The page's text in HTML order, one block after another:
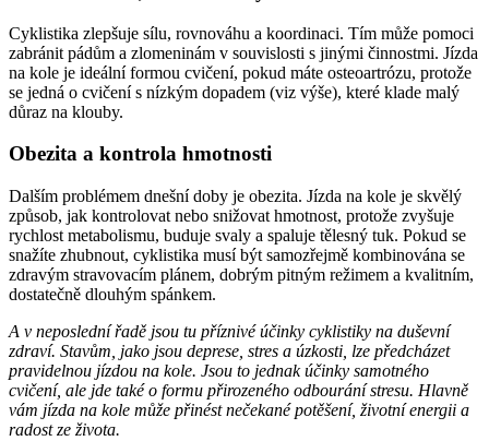
Cyklistika zlepšuje sílu, rovnováhu a koordinaci. Tím může pomoci
zabránit pádům a zlomeninám v souvislosti s jinými činnostmi. Jízda
na kole je ideální formou cvičení, pokud máte osteoartrózu, protože
se jedná o cvičení s nízkým dopadem (viz výše), které klade malý
důraz na klouby.
Obezita a kontrola hmotnosti
Dalším problémem dnešní doby je obezita. Jízda na kole je skvělý
způsob, jak kontrolovat nebo snižovat hmotnost, protože zvyšuje
rychlost metabolismu, buduje svaly a spaluje tělesný tuk. Pokud se
snažíte zhubnout, cyklistika musí být samozřejmě kombinována se
zdravým stravovacím plánem, dobrým pitným režimem a kvalitním,
dostatečně dlouhým spánkem.
A v neposlední řadě jsou tu příznivé účinky cyklistiky na duševní
zdraví. Stavům, jako jsou deprese, stres a úzkosti, lze předcházet
pravidelnou jízdou na kole. Jsou to jednak účinky samotného
cvičení, ale jde také o formu přirozeného odbourání stresu. Hlavně
vám jízda na kole může přinést nečekané potěšení, životní energii a
radost ze života.